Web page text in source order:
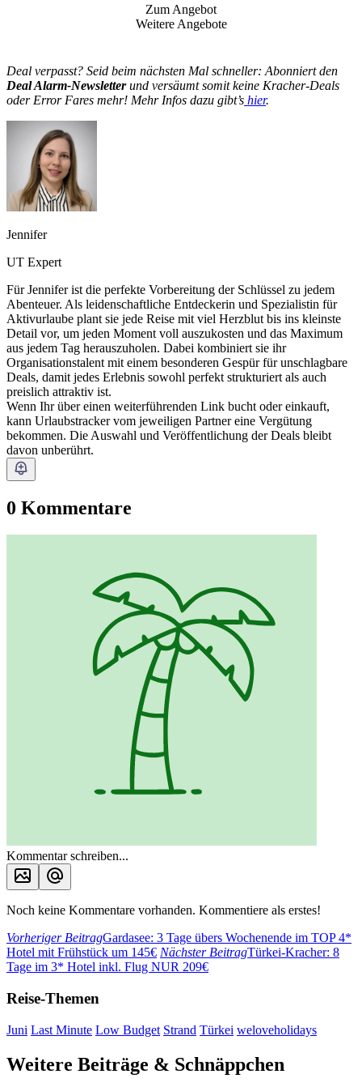
Zum Angebot
Weitere Angebote
Deal verpasst? Seid beim nächsten Mal schneller: Abonniert den
Deal Alarm-Newsletterund versäumt somit keine Kracher-Deals
oder Error Fares mehr! Mehr Infos dazu gibt’s hier.
Jennifer
UT Expert
Für Jennifer ist die perfekte Vorbereitung der Schlüssel zu jedem
Abenteuer. Als leidenschaftliche Entdeckerin und Spezialistin für
Aktivurlaube plant sie jede Reise mit viel Herzblut bis ins kleinste
Detail vor, um jeden Moment voll auszukosten und das Maximum
aus jedem Tag herauszuholen. Dabei kombiniert sie ihr
Organisationstalent mit einem besonderen Gespür für unschlagbare
Deals, damit jedes Erlebnis sowohl perfekt strukturiert als auch
preislich attraktiv ist.
Wenn Ihr über einen weiterführenden Link bucht oder einkauft,
kann Urlaubstracker vom jeweiligen Partner eine Vergütung
bekommen. Die Auswahl und Veröffentlichung der Deals bleibt
davon unberührt.
0 Kommentare
Kommentar schreiben...
Noch keine Kommentare vorhanden. Kommentiere als erstes!
Vorheriger BeitragGardasee: 3 Tage übers Wochenende im TOP 4*
Hotel mit Frühstück um 145€ Nächster BeitragTürkei-Kracher: 8
Tage im 3* Hotel inkl. Flug NUR 209€
Reise-Themen
Juni Last Minute Low Budget Strand Türkei weloveholidays
Weitere Beiträge & Schnäppchen